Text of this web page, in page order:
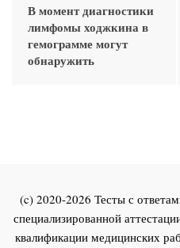
В момент диагностики
лимфомы ходжкина в
гемограмме могут
обнаружить
(c) 2020-2026 Тесты с
специализированной
квалификации медицинских